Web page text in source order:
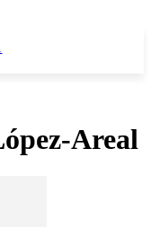
Areal